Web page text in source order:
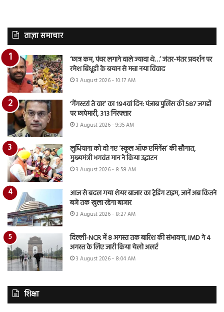
ताज़ा समाचार
‘छात्र कम, पंचर लगाने वाले ज्यादा थे…’ जंतर-मंतर प्रदर्शन पर
रमेश बिधूड़ी के बयान से मचा नया विवाद
3 August 2026 - 10:17 AM
‘गैंगस्टरां ते वार’ का 194वां दिन: पंजाब पुलिस की 587 जगहों
पर छापेमारी, 313 गिरफ्तार
3 August 2026 - 9:35 AM
लुधियाना को दो नए ‘स्कूल ऑफ एमिनेंस’ की सौगात,
मुख्यमंत्री भगवंत मान ने किया उद्घाटन
3 August 2026 - 8:58 AM
आज से बदल गया शेयर बाजार का ट्रेडिंग टाइम, जानें अब कितने
बजे तक खुला रहेगा बाजार
3 August 2026 - 8:27 AM
दिल्ली-NCR में 8 अगस्त तक बारिश की संभावना, IMD ने 4
अगस्त के लिए जारी किया येलो अलर्ट
3 August 2026 - 8:04 AM
शिक्षा